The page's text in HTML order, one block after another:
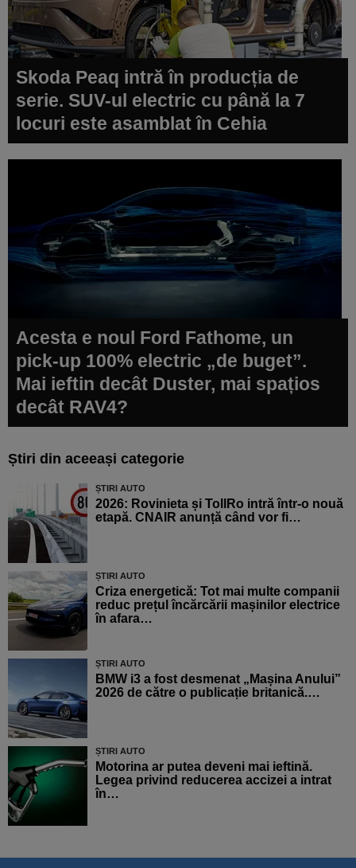
Skoda Peaq intră în producția de
serie. SUV-ul electric cu până la 7
locuri este asamblat în Cehia
Acesta e noul Ford Fathome, un
pick-up 100% electric „de buget”.
Mai ieftin decât Duster, mai spațios
decât RAV4?
Știri din aceeași categorie
ȘTIRI AUTO
2026: Rovinieta și TollRo intră într-o nouă
etapă. CNAIR anunță când vor fi…
ȘTIRI AUTO
Criza energetică: Tot mai multe companii
reduc prețul încărcării mașinilor electrice
în afara…
ȘTIRI AUTO
BMW i3 a fost desmenat „Mașina Anului”
2026 de către o publicație britanică.…
ȘTIRI AUTO
Motorina ar putea deveni mai ieftină.
Legea privind reducerea accizei a intrat
în…